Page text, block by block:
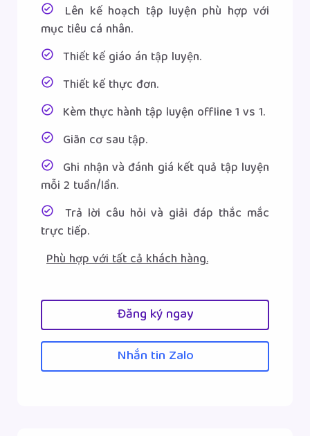
Lên kế hoạch tập luyện phù hợp với
mục tiêu cá nhân.
Thiết kế giáo án tập luyện.
Thiết kế thực đơn.
Kèm thực hành tập luyện offline 1 vs 1.
Giãn cơ sau tập.
Ghi nhận và đánh giá kết quả tập luyện
mỗi 2 tuần/lần.
Trả lời câu hỏi và giải đáp thắc mắc
trực tiếp.
Phù hợp với tất cả khách hàng.
Đăng ký ngay
Nhắn tin Zalo